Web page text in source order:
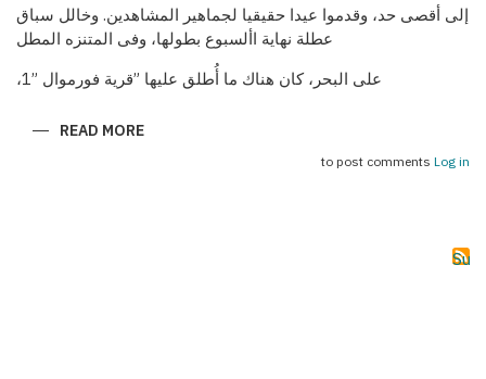
إلى أقصى حد، وقدموا عيدا حقيقيا لجماهير المشاهدين. وخالل سباق
عطلة نهاية األسبوع بطولها، وفى المتنزه المطل
على البحر، كان هناك ما أطلق عليها ”قرية فورموال ”1،
READ MORE
ABOUT
Log in
to post comments